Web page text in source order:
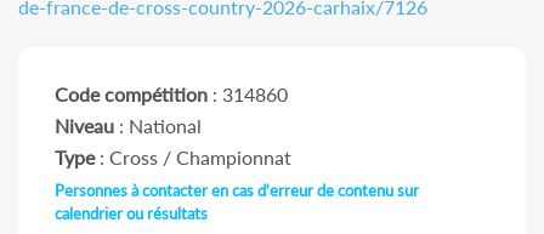
de-france-de-cross-country-2026-carhaix/7126
Code compétition : 314860
Niveau : National
Type: Cross / Championnat
Personnes à contacter en cas d'erreur de contenu sur
calendrier ou résultats